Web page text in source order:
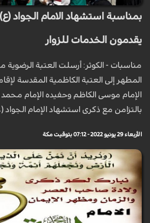
بمناسبة استشهاد الامام الجواد (ع)
يقدمون الخدمات للزوار
مناسبات - الكوثر: أرسلت العتبة
المطهر إلى العتبة الكاظمية المقدسة
الإمام موسى الكاظم وحفيده الإمام محمد
بالتزامن مع ذکرى استشهاد الإمام الجواد
الأربعاء 29 يونيو 2022 - 07:12 بتوقيت مكة